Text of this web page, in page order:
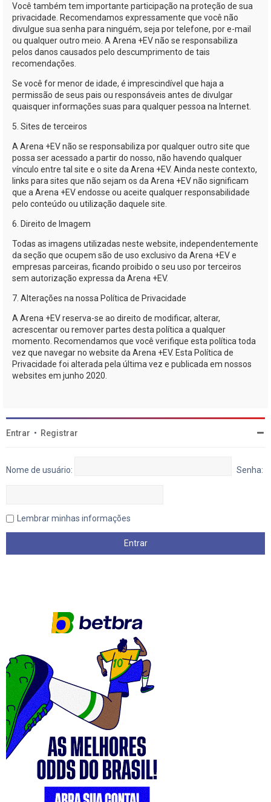
Você também tem importante participação na proteção de sua
privacidade. Recomendamos expressamente que você não
divulgue sua senha para ninguém, seja por telefone, pore-mail
ou qualquer outro meio. A Arena +EVnão se responsabiliza
pelos danos causados pelo descumprimento de tais
recomendações.
Se você for menor de idade, é imprescindível que haja a
permissão de seus pais ou responsáveis antes de divulgar
quaisquer informações suas para qualquer pessoa na Internet.
5. Sites de terceiros
A Arena +EVnão se responsabiliza por qualquer outro site que
possa ser acessado a partir do nosso, não havendo qualquer
vínculo entre tal site e o site da Arena +EV. Ainda neste contexto,
links para sites que não sejam os da Arena +EVnão significam
que a Arena +EVendosse ou aceite qualquer responsabilidade
pelo conteúdo ou utilização daquele site.
6. Direito de Imagem
Todas as imagens utilizadas neste website, independentemente
da seção que ocupem são de uso exclusivo da Arena +EVe
empresas parceiras, ficando proibido o seu uso por terceiros
sem autorização expressa da Arena +EV.
7. Alterações na nossa Política de Privacidade
A Arena +EVreserva-se ao direito de modificar, alterar,
acrescentar ou remover partes desta política a qualquer
momento. Recomendamos que você verifique esta política toda
vez que navegar no website da Arena +EV. Esta Política de
Privacidade foi alterada pela última vez e publicada em nossos
websites em junho 2020.
Entrar • Registrar
Nome de usuário: Senha:
Lembrar minhas informações